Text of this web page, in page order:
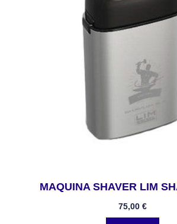
MAQUINA SHAVER LIM
75,00 €